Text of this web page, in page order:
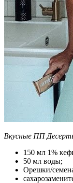
Вкусные ПП
150 мл 1%
50 мл воды;
Орешки/